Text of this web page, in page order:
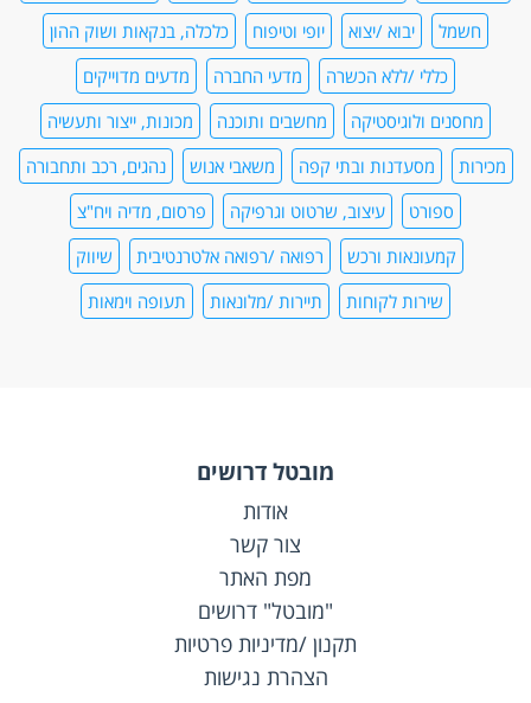
חשמל
יבוא /יצוא יופי וטיפוח
כלכלה, בנקאות ושוק ההון
כללי /ללא הכשרה
מדעי החברה
מדעים מדוייקים
מחסנים ולוגיסטיקה
מחשבים ותוכנה
מכונות, ייצור ותעשיה
מכירות
מסעדנות ובתי קפה משאבי אנוש
נהגים, רכב ותחבורה
ספורט
עיצוב, שרטוט וגרפיקה
פרסום, מדיה ויח"צ
קמעונאות ורכש
רפואה /רפואה אלטרנטיבית
שיווק
שירות לקוחות
תיירות /מלונאות תעופה וימאות
מובטל דרושים
אודות
צור קשר
מפת האתר
"מובטל" דרושים
תקנון /מדיניות פרטיות
הצהרת נגישות